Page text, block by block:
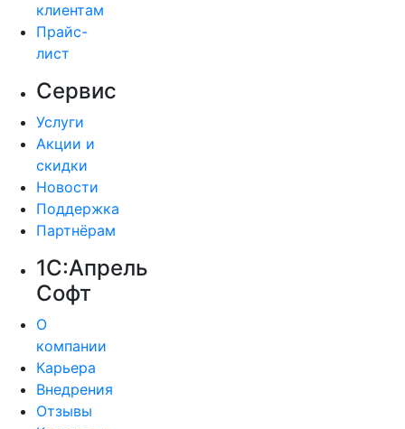
клиентам
Прайс-
лист
Сервис
Услуги
Акции и
скидки
Новости
Поддержка
Партнёрам
1С:Апрель
Софт
О
компании
Карьера
Внедрения
Отзывы